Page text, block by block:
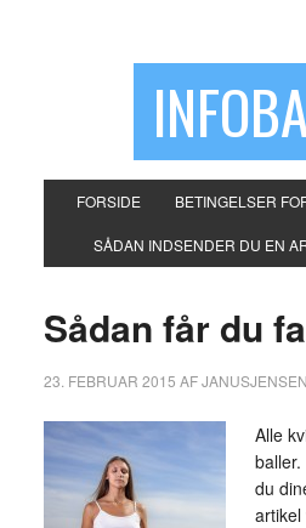
FORSIDE BETINGELSER
SÅDAN INDSENDER DU EN
Sådan får du
23. FEBRUAR 2015 AFJANUSJENSEN
Alle
du
artikel